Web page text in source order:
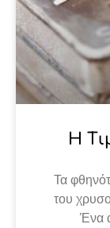
Η
Τα
του
Ένα